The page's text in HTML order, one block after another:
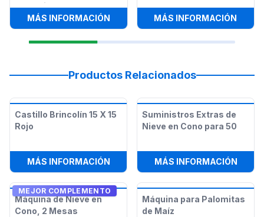
de 12 Sillas
MÁS INFORMACIÓN: MÁQUINA DE NIEVE EN CONO, 2
MÁS INFORMACIÓN
Productos Relacionados
Castillo Brincolín 15 X 15
Rojo
MÁS INFORMACIÓN: CASTILLO BRINCOLÍN 15 X 15 ROJO
Suministros Extras de
Nieve en Cono para 50
MÁS INFORMACIÓN:
MEJOR COMPLEMENTO
Máquina de Nieve en
Cono, 2 Mesas
Máquina para Palomitas
de Maíz